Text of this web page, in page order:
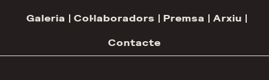
Galeria Col·laboradors Premsa Arxiu
Contacte